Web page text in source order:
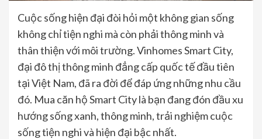
Cuộc sống hiện đại đòi hỏi một không gian sống
không chỉ tiện nghi mà còn phải thông minh và
thân thiện với môi trường. Vinhomes Smart City,
đại đô thị thông minh đẳng cấp quốc tế đầu tiên
tại Việt Nam, đã ra đời để đáp ứng những nhu cầu
đó. Mua căn hộ Smart City là bạn đang đón đầu xu
hướng sống xanh, thông minh, trải nghiệm cuộc
sống tiện nghi và hiện đại bậc nhất.